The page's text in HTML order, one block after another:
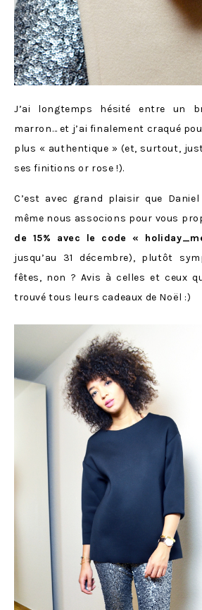
J’ai longtemps hésité entre un
marron… et j’ai finalement craqué
plus « authentique » (et, surtout,
ses finitions or rose !).
C’est avec grand plaisir que
même nous associons pour vous
de 15% avec le code «
jusqu’au 31 décembre), plutôt
fêtes, non ? Avis à celles et ceux
trouvé tous leurs cadeaux de Noël :)